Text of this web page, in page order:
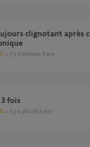
il y a presque 3 ans
3 fois
il y a plus de 4 ans